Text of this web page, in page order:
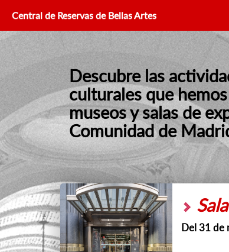
Central de Reservas de Bellas Artes
Descubre las
culturales que
museos y salas de
Comunidad de
Del 31 de